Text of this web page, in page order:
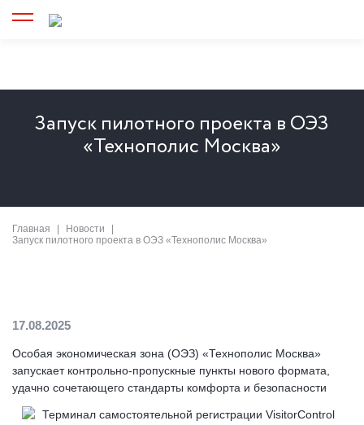
Запуск пилотного проекта в ОЭЗ
«Технополис Москва»
Главная
Новости
Запуск пилотного проекта в ОЭЗ «Технополис Москва»
17.08.2025
Особая экономическая зона (ОЭЗ) «Технополис Москва»
запускает контрольно-пропускные пункты нового формата,
удачно сочетающего стандарты комфорта и безопасности